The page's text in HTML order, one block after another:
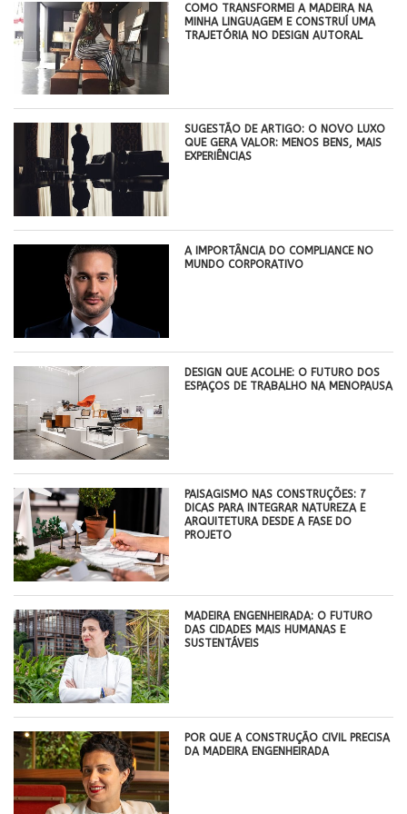
COMO TRANSFORMEI A MADEIRA NA
MINHA LINGUAGEM E CONSTRUÍ UMA
TRAJETÓRIA NO DESIGN AUTORAL
SUGESTÃO DE ARTIGO: O NOVO LUXO
QUE GERA VALOR: MENOS BENS, MAIS
EXPERIÊNCIAS
A IMPORTÂNCIA DO COMPLIANCE NO
MUNDO CORPORATIVO
DESIGN QUE ACOLHE: O FUTURO DOS
ESPAÇOS DE TRABALHO NA MENOPAUSA
PAISAGISMO NAS CONSTRUÇÕES: 7
DICAS PARA INTEGRAR NATUREZA E
ARQUITETURA DESDE A FASE DO
PROJETO
MADEIRA ENGENHEIRADA: O FUTURO
DAS CIDADES MAIS HUMANAS E
SUSTENTÁVEIS
POR QUE A CONSTRUÇÃO CIVIL PRECISA
DA MADEIRA ENGENHEIRADA